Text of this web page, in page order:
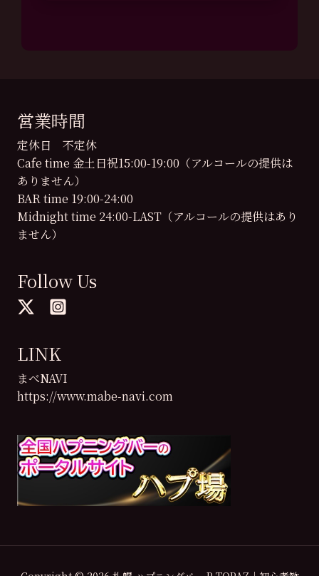
営業時間
定休日 不定休
Cafe time 金土日祝15:00-19:00（アルコールの提供は
ありません）
BAR time 19:00-24:00
Midnight time 24:00-LAST（アルコールの提供はあり
ません）
Follow Us
LINK
まべNAVI
https://www.mabe-navi.com